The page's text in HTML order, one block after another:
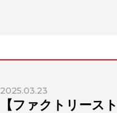
2025.03.23
【ファクトリース